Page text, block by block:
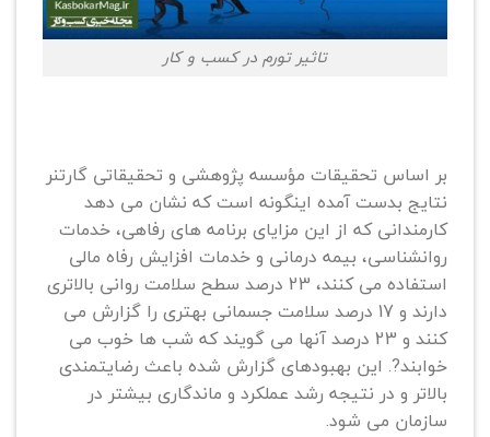
تاثیر تورم در کسب و کار
بر اساس تحقیقات مؤسسه پژوهشی و تحقیقاتی گارتنر
نتایج بدست آمده اینگونه است که نشان می دهد
کارمندانی که از این مزایای برنامه های رفاهی، خدمات
روانشناسی، بیمه درمانی و خدمات افزایش رفاه مالی
استفاده می کنند، 23 درصد سطح سلامت روانی بالاتری
دارند و 17 درصد سلامت جسمانی بهتری را گزارش می
کنند و 23 درصد آنها می گویند که شب ها خوب می
خوابند?. این بهبودهای گزارش شده باعث رضایتمندی
بالاتر و در نتیجه رشد عملکرد و ماندگاری بیشتر در
سازمان می شود.